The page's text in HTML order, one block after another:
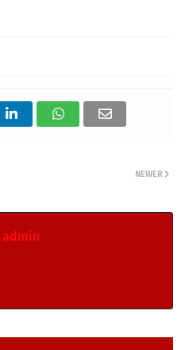
NEWER
admin